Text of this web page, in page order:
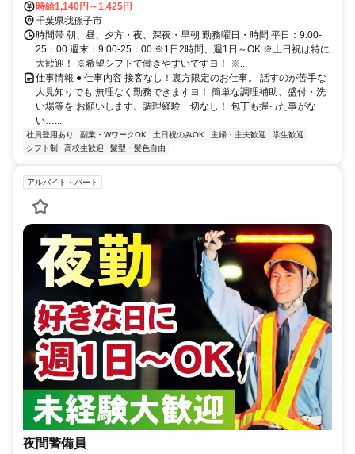
時給1,140円～1,425円
千葉県我孫子市
時間帯 朝、昼、夕方・夜、深夜・早朝 勤務曜日・時間 平日：9:00-
25：00 週末：9:00-25：00 ※1日2時間、週1日～OK ※土日祝は特に
大歓迎！ ※希望シフトで働きやすいですヨ！ ※...
仕事情報 ● 仕事内容 接客なし！裏方限定のお仕事。 話すのが苦手な
人見知りでも 無理なく勤務できますヨ！ 簡単な調理補助、盛付・洗
い場等を お願いします。調理経験一切なし！ 包丁も握った事がな
い…...
社員登用あり 副業・WワークOK 土日祝のみOK 主婦・主夫歓迎
学生歓迎
シフト制
高校生歓迎 髪型・髪色自由
アルバイト・パート
夜間警備員